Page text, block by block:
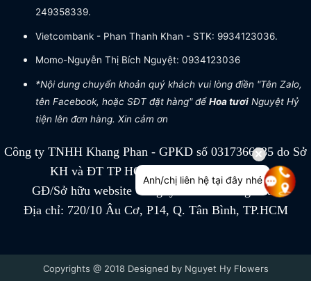
249358339.
Vietcombank - Phan Thanh Khan - STK: 9934123036.
Momo-Nguyễn Thị Bích Nguyệt: 0934123036
*Nội dung chuyển khoản quý khách vui lòng điền "Tên Zalo,
tên Facebook, hoặc SĐT đặt hàng" đểHoa tươiNguyệt Hỷ
tiện lên đơn hàng. Xin cảm ơn
Công ty TNHH Khang Phan - GPKD số 0317366885 do Sở
KH và ĐT TP HCM cấp ngày 04/07/2022
GĐ/Sở hữu website Công ty TNHH Khang Phan
Địa chỉ: 720/10 Âu Cơ, P14, Q. Tân Bình, TP.HCM
Copyrights @ 2018 Designed by Nguyet Hy Flowers
Anh/chị liên hệ tại đây nhé